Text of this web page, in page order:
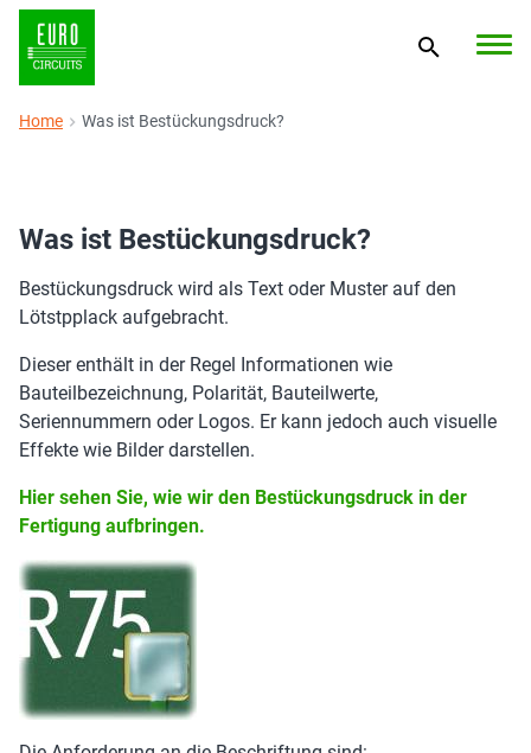
Home Was ist Bestückungsdruck?
Was ist Bestückungsdruck?
Bestückungsdruck wird als Text oder Muster auf den
Lötstpplack aufgebracht.
Dieser enthält in der Regel Informationen wie
Bauteilbezeichnung, Polarität, Bauteilwerte,
Seriennummern oder Logos. Er kann jedoch auch visuelle
Effekte wie Bilder darstellen.
Hier sehen Sie, wie wir den Bestückungsdruck in der
Fertigung aufbringen.